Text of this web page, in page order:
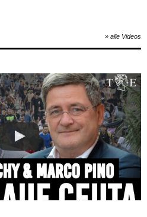
» alle Videos